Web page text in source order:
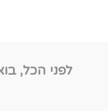
לפני הכל,